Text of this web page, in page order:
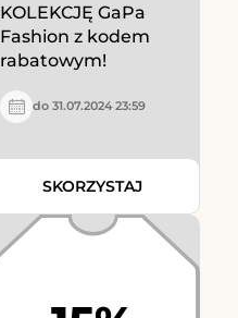
KOLEKCJĘ GaPa
Fashion z kodem
rabatowym!
do 31.07.2024 23:59
SKORZYSTAJ